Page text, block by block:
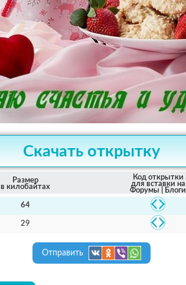
Скачать открытку
Размер
в килобайтах
Код открытки
для вставки на
Форумы | Блоги
64
29
Отправить